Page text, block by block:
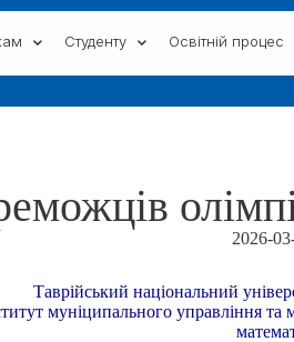
Студенту Освітній процес
2026-
Таврійський національний
муніципального управління та